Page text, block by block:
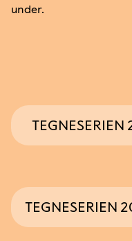
under.
TEGNESERIEN